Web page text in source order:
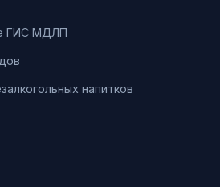
ГИС МДЛП
напитков